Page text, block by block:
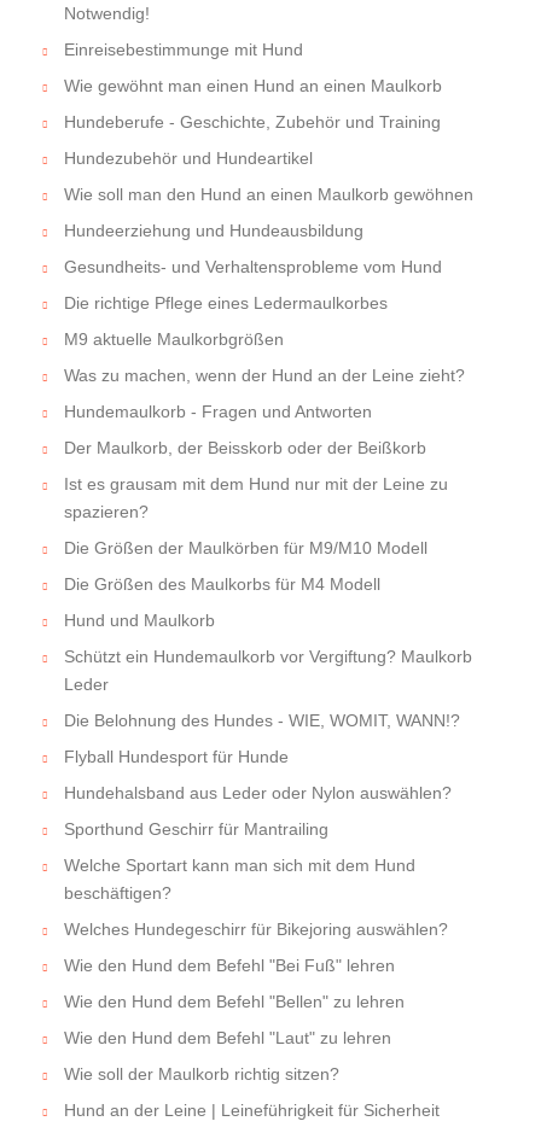
Notwendig!
Einreisebestimmunge mit Hund
Wie gewöhnt man einen Hund an einen Maulkorb
Hundeberufe - Geschichte, Zubehör und Training
Hundezubehör und Hundeartikel
Wie soll man den Hund an einen Maulkorb gewöhnen
Hundeerziehung und Hundeausbildung
Gesundheits- und Verhaltensprobleme vom Hund
Die richtige Pflege eines Ledermaulkorbes
M9 aktuelle Maulkorbgrößen
Was zu machen, wenn der Hund an der Leine zieht?
Hundemaulkorb - Fragen und Antworten
Der Maulkorb, der Beisskorb oder der Beißkorb
Ist es grausam mit dem Hund nur mit der Leine zu
spazieren?
Die Größen der Maulkörben für M9/M10 Modell
Die Größen des Maulkorbs für M4 Modell
Hund und Maulkorb
Schützt ein Hundemaulkorb vor Vergiftung? Maulkorb
Leder
Die Belohnung des Hundes - WIE, WOMIT, WANN!?
Flyball Hundesport für Hunde
Hundehalsband aus Leder oder Nylon auswählen?
Sporthund Geschirr für Mantrailing
Welche Sportart kann man sich mit dem Hund
beschäftigen?
Welches Hundegeschirr für Bikejoring auswählen?
Wie den Hund dem Befehl "Bei Fuß" lehren
Wie den Hund dem Befehl "Bellen" zu lehren
Wie den Hund dem Befehl "Laut" zu lehren
Wie soll der Maulkorb richtig sitzen?
Hund an der Leine | Leineführigkeit für Sicherheit